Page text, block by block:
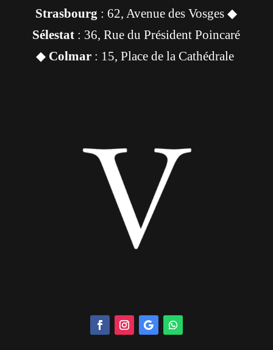
Strasbourg : 62, Avenue des Vosges ◆
Sélestat : 36, Rue du Président Poincaré
◆ Colmar: 15, Place de la Cathédrale